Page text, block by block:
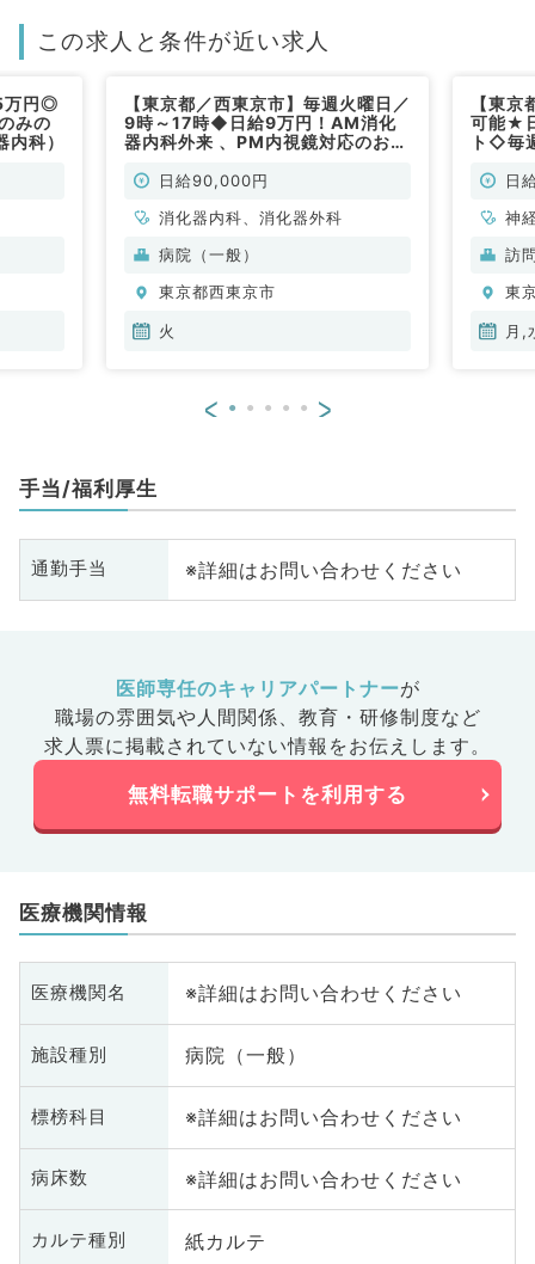
この求人と条件が近い求人
万円◎
みの
科）
【東京都／西東京市】毎週火曜日／
9時～17時◆日給9万円！AM消化
器内科外来 、PM内視鏡対応のお仕
日給90,000円
消化器内科、消化器外科
病院（一般）
東京都西東京市
火
【東
可能★
ト◇毎
可能日
神
循
科
訪
東
月,
< >
手当/福利厚生
通勤手当 ※詳細はお問い合わせください
医師専任のキャリアパートナーが
職場の雰囲気や人間関係、 教育・研修制度など
求人票に掲載されていない情報をお伝えします。
無料転職サポートを利用する
医療機関情報
医療機関名 ※詳細はお問い合わせください
施設種別 病院（一般）
標榜科目 ※詳細はお問い合わせください
病床数 ※詳細はお問い合わせください
カルテ種別 紙カルテ